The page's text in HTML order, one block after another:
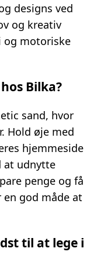
designs ved
og kreativ
og motoriske
Bilka?
sand, hvor
Hold øje med
hjemmeside
at udnytte
penge og få
god måde at
til at lege i